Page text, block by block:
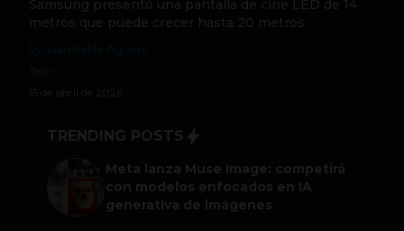
Samsung presentó una pantalla de cine LED de 14
metros que puede crecer hasta 20 metros
15 de abril de 2026
TRENDING POSTS
Meta lanza Muse Image: competirá
con modelos enfocados en IA
generativa de imágenes